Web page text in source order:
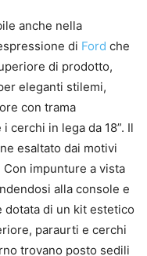
anche nella
di Ford che
di prodotto,
eleganti stilemi,
con trama
cerchi in lega da 18”. Il
esaltato dai motivi
impunture a vista
alla console e
dotata di un kit estetico
paraurti e cerchi
trovano posto sedili